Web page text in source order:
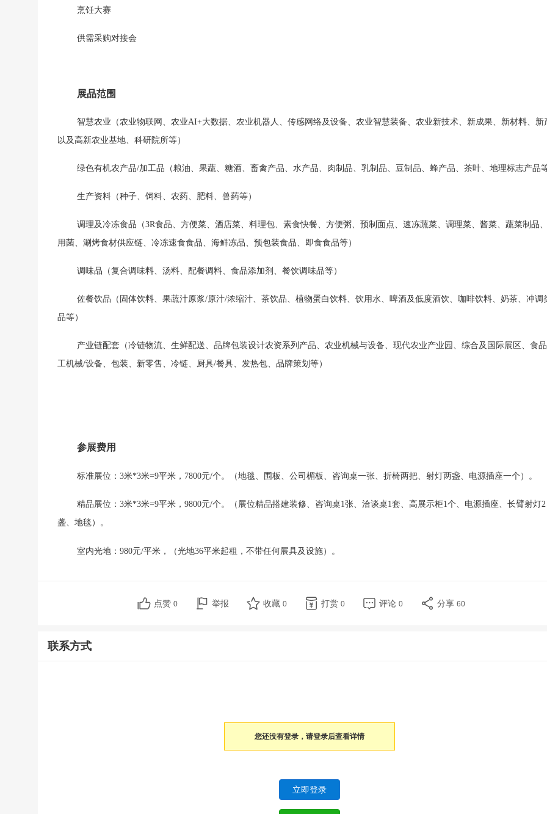
烹饪大赛
供需采购对接会
展品范围
智慧农业（农业物联网、农业AI+大数据、农业机器⼈、传感网络及设备、农业智慧装备、农业新技术、新成果、新材料、新
以及高新农业基地、科研院所等）
绿色有机农产品/加工品（粮油、果蔬、糖酒、畜禽产品、水产品、肉制品、乳制品、豆制品、蜂产品、茶叶、地理标志产品
生产资料（种子、饲料、农药、肥料、兽药等）
调理及冷冻食品（3R食品、方便菜、酒店菜、料理包、素⻝快餐、方便粥、预制面点、速冻蔬菜、调理菜、酱菜、蔬菜制品
用菌、涮烤食材供应链、冷冻速食食品、海鲜冻品、预包装食品、即食食品等）
调味品（复合调味料、汤料、配餐调料、⻝品添加剂、餐饮调味品等）
佐餐饮品（固体饮料、果蔬汁原浆/原汁/浓缩汁、茶饮品、植物蛋白饮料、饮用水、啤酒及低度酒饮、咖啡饮料、奶茶、冲调
品等）
产业链配套（冷链物流、生鲜配送、品牌包装设计农资系列产品、农业机械与设备、现代农业产业园、综合及国际展区、食
工机械/设备、包装、新零售、冷链、厨具/餐具、发热包、品牌策划等）
参展费用
标准展位： 3米*3米=9平米，7800元/个。（地毯、围板、公司楣板、咨询桌一张、折椅两把、射灯两盏、电源插座一个）。
精品展位： 3米*3米=9平米，9800元/个。（展位精品搭建装修、咨询桌1张、洽谈桌1套、高展示柜1个、电源插座、长臂射灯2
盏、地毯）。
室内光地： 980元/平米，（光地36平米起租，不带任何展具及设施）。
点赞 0 举报 收藏 0 打赏 0 评论 0 分享 60
联系方式
您还没有登录，请登录后查看详情